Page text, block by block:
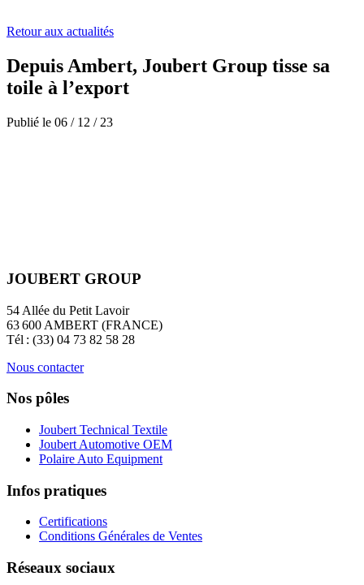
Retour aux actualités
Depuis Ambert, Joubert Group tisse sa
toile à l’export
Publié le 06 / 12 / 23
JOUBERT GROUP
54 Allée du Petit Lavoir
63 600 AMBERT (FRANCE)
Tél : (33) 04 73 82 58 28
Nous contacter
Nos pôles
Joubert Technical Textile
Joubert Automotive OEM
Polaire Auto Equipment
Infos pratiques
Certifications
Conditions Générales de Ventes
Réseaux sociaux